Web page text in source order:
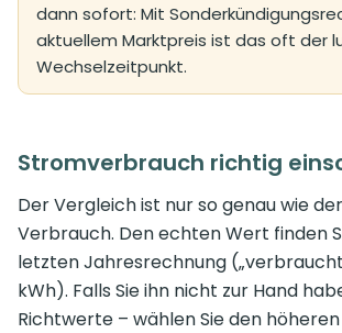
dann sofort: Mit
aktuellem Marktpreis ist das oft der
Wechselzeitpunkt.
Stromverbrauch richtig
Der Vergleich ist nur so genau wie
Verbrauch. Den echten Wert finden
letzten Jahresrechnung
kWh). Falls Sie ihn nicht zur Hand
Richtwerte – wählen Sie den